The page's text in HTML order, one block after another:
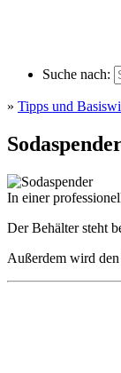
Suche nach:
» Tipps und
In einer
Der Behälter steht
Außerdem wird den